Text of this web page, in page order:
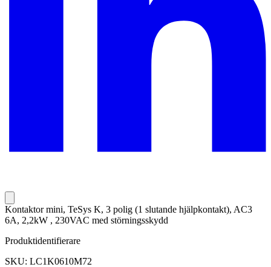
Kontaktor mini, TeSys K, 3 polig (1 slutande hjälpkontakt), AC3
6A, 2,2kW , 230VAC med störningsskydd
Produktidentifierare
SKU: LC1K0610M72